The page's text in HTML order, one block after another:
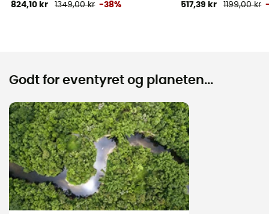
824,10 kr 1349,00 kr -38% 517,39 kr 1199,00 kr
Godt for eventyret og planeten...